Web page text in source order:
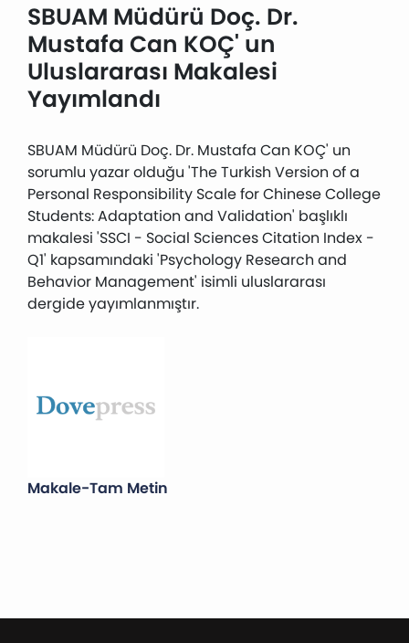
SBUAM Müdürü Doç. Dr.
Mustafa Can KOÇ' un
Uluslararası Makalesi
Yayımlandı
SBUAM Müdürü Doç. Dr. Mustafa Can KOÇ' un
sorumlu yazar olduğu 'The Turkish Version of a
Personal Responsibility Scale for Chinese College
Students: Adaptation and Validation' başlıklı
makalesi 'SSCI - Social Sciences Citation Index -
Q1' kapsamındaki 'Psychology Research and
Behavior Management' isimli uluslararası
dergide yayımlanmıştır.
Makale-Tam Metin